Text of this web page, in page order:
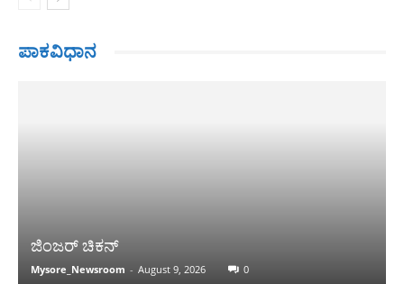
ಪಾಕವಿಧಾನ
ಜಿಂಜರ್ ಚಿಕನ್
Mysore_Newsroom - August 9, 2026 0